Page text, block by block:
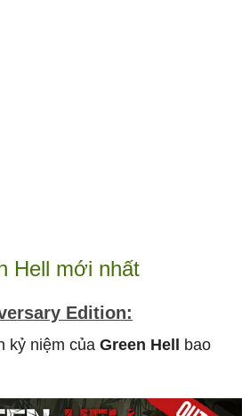
Hell mới nhất
Edition:
kỷ niệm của Green Hell bao